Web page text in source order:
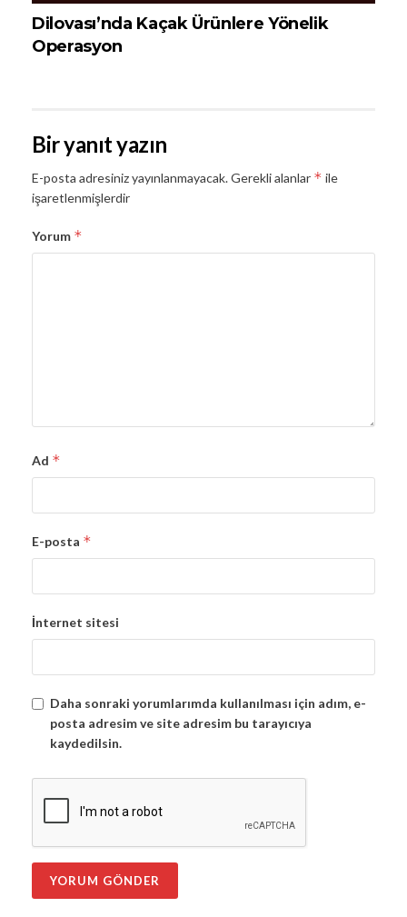
Dilovası’nda Kaçak Ürünlere Yönelik
Operasyon
Bir yanıt yazın
E-posta adresiniz yayınlanmayacak.Gerekli alanlar * ile
işaretlenmişlerdir
Yorum *
Ad *
E-posta *
İnternet sitesi
Daha sonraki yorumlarımda kullanılması için adım, e-
posta adresim ve site adresim bu tarayıcıya
kaydedilsin.